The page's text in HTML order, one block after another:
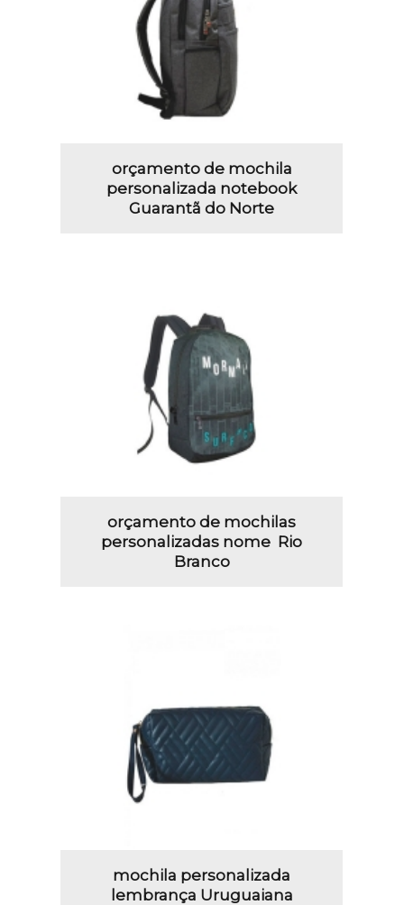
orçamento de mochila
personalizada notebook
Guarantã do Norte
orçamento de mochilas
personalizadas nome Rio
Branco
mochila personalizada
lembrança Uruguaiana